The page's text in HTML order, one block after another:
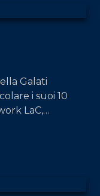
Galati
i suoi 10
LaC,
Domenico